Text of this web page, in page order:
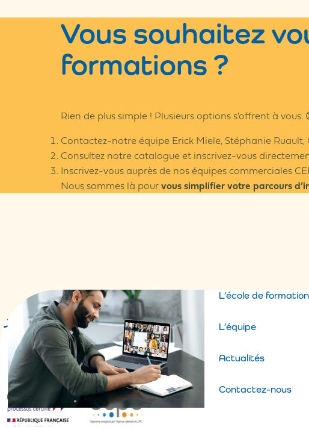
Vous souhaitez
formations ?
Rien de plus simple ! Plusieurs options s’offrent à vous.
Contactez-notre équipe Erick Miele, Stéphanie Ruault,
Consultez notre catalogue et inscrivez-vous
Inscrivez-vous auprès de nos équipes commerciales
Nous sommes là pourvous simplifier votre parcours
L’école de formation
L’équipe
Actualités
Contactez-nous